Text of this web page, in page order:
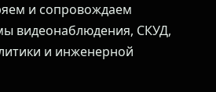
и сопровождаем
видеонаблюдения, СКУД,
и инженерной